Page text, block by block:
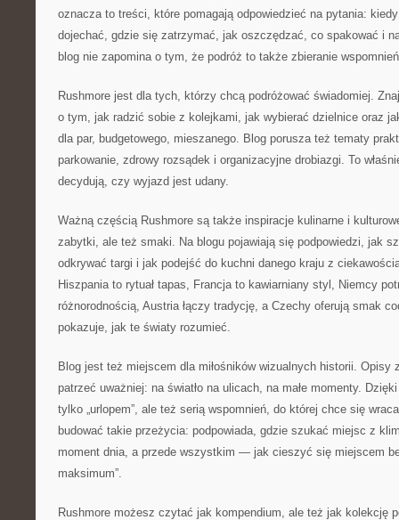
oznacza to treści, które pomagają odpowiedzieć na pytania:
dojechać, gdzie się zatrzymać, jak oszczędzać, co spakować i
blog nie zapomina o tym, że podróż to także zbieranie
Rushmore jest dla tych, którzy chcą podróżować świadomiej.
o tym, jak radzić sobie z kolejkami, jak wybierać dzielnice oraz
dla par, budgetowego, mieszanego. Blog porusza też tematy
parkowanie, zdrowy rozsądek i organizacyjne drobiazgi. To
decydują, czy wyjazd jest udany.
Ważną częścią Rushmore są także inspiracje kulinarne i
zabytki, ale też smaki. Na blogu pojawiają się podpowiedzi, jak
odkrywać targi i jak podejść do kuchni danego kraju z
Hiszpania to rytuał tapas, Francja to kawiarniany styl, Niemcy
różnorodnością, Austria łączy tradycję, a Czechy oferują smak
pokazuje, jak te światy rozumieć.
Blog jest też miejscem dla miłośników wizualnych historii. Opisy
patrzeć uważniej: na światło na ulicach, na małe momenty.
tylko „urlopem”, ale też serią wspomnień, do której chce się
budować takie przeżycia: podpowiada, gdzie szukać miejsc z
moment dnia, a przede wszystkim — jak cieszyć się miejscem
maksimum”.
Rushmore możesz czytać jak kompendium, ale też jak kolekcję